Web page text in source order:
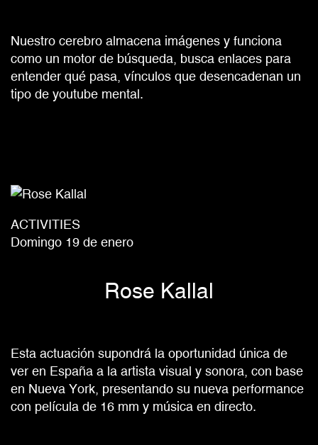
Nuestro cerebro almacena imágenes y funciona
como un motor de búsqueda, busca enlaces para
entender qué pasa, vínculos que desencadenan un
tipo de youtube mental.
ACTIVITIES
Domingo 19 de enero
Rose Kallal
Esta actuación supondrá la oportunidad única de
ver en España a la artista visual y sonora, con base
en Nueva York, presentando su nueva performance
con película de 16 mm y música en directo.